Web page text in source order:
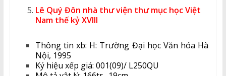
Lê Quý Đôn nhà thư viện thư mục học Việt
Nam thế kỷ XVIII
Thông tin xb: H: Trường Đại học Văn hóa Hà
Nội, 1995
Ký hiệu xếp giá: 001(09)/ L250QU